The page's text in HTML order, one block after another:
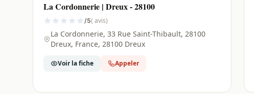
La Cordonnerie | Dreux - 28100
/5( avis)
La Cordonnerie, 33 Rue Saint-Thibault, 28100
Dreux, France, 28100 Dreux
Voir la fiche Appeler